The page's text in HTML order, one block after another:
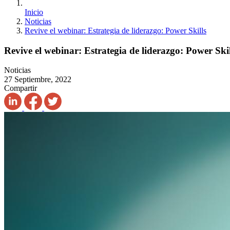
Inicio
Noticias
Revive el webinar: Estrategia de liderazgo: Power Skills
Revive el webinar: Estrategia de liderazgo: Power
Noticias
27 Septiembre, 2022
Compartir